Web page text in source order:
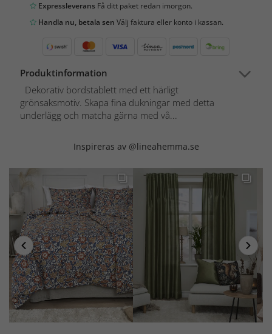
Expressleverans Få ditt paket redan imorgon.
Handla nu, betala sen Välj faktura eller konto i kassan.
Produktinformation
Dekorativ bordstablett med ett härligt
grönsaksmotiv. Skapa fina dukningar med detta
underlägg och matcha gärna med vå...
Inspireras av @lineahemma.se